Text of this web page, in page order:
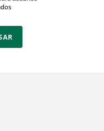
Identificador: #366798
Clase: